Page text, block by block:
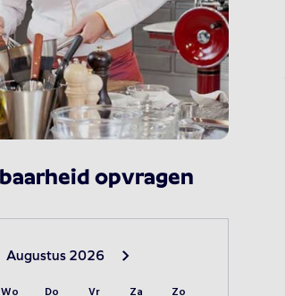
opvragen
maand
Augustus 2026